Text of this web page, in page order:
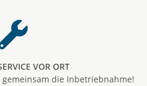
VOR ORT
die Inbetriebnahme!